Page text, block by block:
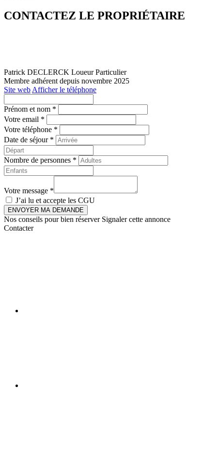
CONTACTEZ LE PROPRIÉTAIRE
Patrick DECLERCK Loueur Particulier
Membre adhérent depuis novembre 2025
Site web Afficher le téléphone
Prénom et nom *
Votre email *
Votre téléphone *
Date de séjour *
Nombre de personnes *
Votre message *
J’ai lu et accepte les CGU
ENVOYER MA DEMANDE
Nos conseils pour bien réserver Signaler cette annonce
Contacter